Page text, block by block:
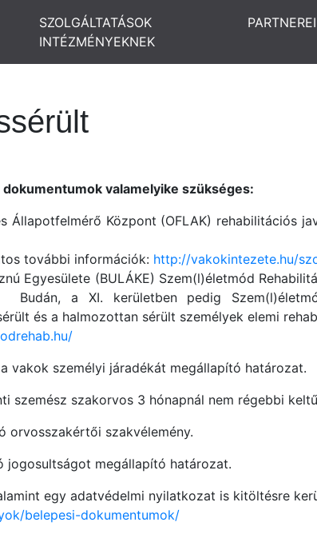
SZOLGÁLTATÁSOK
INTÉZMÉNYEKNEK
valamelyike szükséges:
Állapotfelmérő Központ (OFLAK) rehabilitációs
további információk: http://vakokintezete.hu/
Egyesülete (BULÁKE) Szem(l)életmód
Budán, a XI. kerületben pedig
és a halmozottan sérült személyek elemi
vakok személyi járadékát megállapító határozat.
szemész szakorvos 3 hónapnál nem régebbi
orvosszakértői szakvélemény.
jogosultságot megállapító határozat.
egy adatvédelmi nyilatkozat is kitöltésre
belepesi-dokumentumok/